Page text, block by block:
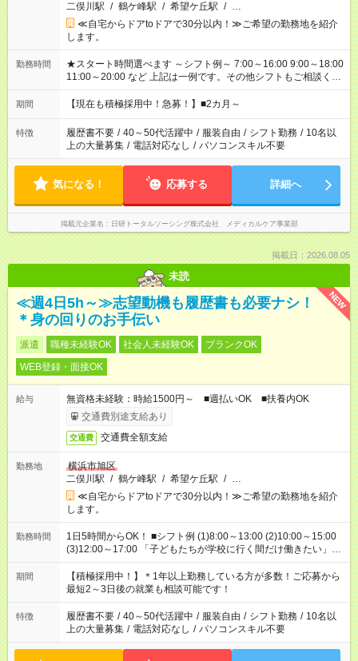
二俣川駅 / 鶴ケ峰駅 / 希望ケ丘駅 / …
≪自宅からドアtoドアで30分以内！≫ご希望の勤務地を紹介
します。
勤務時間
★スタート時間選べます ～シフト例～ 7:00～16:00 9:00～18:00
11:00～20:00 など 上記は一例です。その他シフトもご相談くだ
さい。 ※Wワークの場合当社と合わせて法定労働時間が週40時
間を超えなければOK
期間 【現在も積極採用中！急募！】■2カ月～
特徴 履歴書不要 / 40～50代活躍中 / 服装自由 / シフト勤務 / 10名以
上の大量募集 / 電話対応なし / パソコンスキル不要
気になる！ 応募する 詳細へ
掲載元企業名 日研トータルソーシング株式会社 メディカルケア事業部
掲載日：2026.08.05
未読
NEW
≪週4日5h～≫志望動機も履歴書も必要ナシ！
＊身の回りのお手伝い
派遣 職種未経験OK 社会人未経験OK
ブランクOK
WEB登録・面接OK
給与
無資格未経験：時給1500円～ ■週払いOK ■扶養内OK
交通費別途支給あり
交通費 交通費全額支給
勤務地
横浜市旭区
二俣川駅 / 鶴ケ峰駅 / 希望ケ丘駅 / …
≪自宅からドアtoドアで30分以内！≫ご希望の勤務地を紹介
します。
勤務時間
1日5時間からOK！ ■シフト例 (1)8:00～13:00 (2)10:00～15:00
(3)12:00～17:00 「子どもたちが学校に行く間だけ働きたい」
「余裕を持って夕飯の準備がしたい」 「午前中は働いて、午後
はプライベートの時間にしたい」 など、ご希望を教えてくださ
いね。 ※Wワーク希望の方へ 今ご覧のお仕事で希望する勤務時
間と、もう1つのお仕事の勤務時間。 合計で週40時間を超える
場合は応募できません。
期間
【積極採用中！】＊1年以上勤務している方が多数！ご応募から
最短2～3日後の就業も相談可能です！
特徴 履歴書不要 / 40～50代活躍中 / 服装自由 / シフト勤務 / 10名以
上の大量募集 / 電話対応なし / パソコンスキル不要